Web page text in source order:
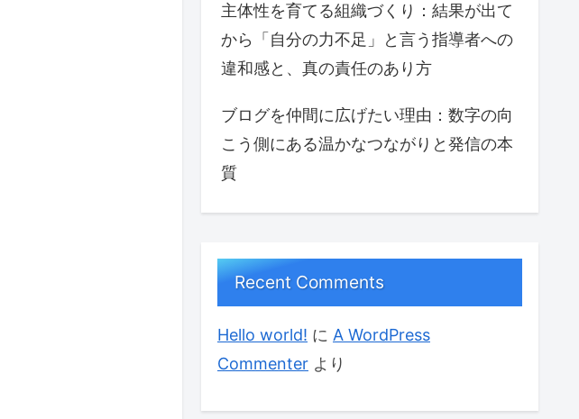
主体性を育てる組織づくり：結果が出て
から「自分の力不足」と言う指導者への
違和感と、真の責任のあり方
ブログを仲間に広げたい理由：数字の向
こう側にある温かなつながりと発信の本
質
Recent Comments
Hello world! に A WordPress
Commenter より